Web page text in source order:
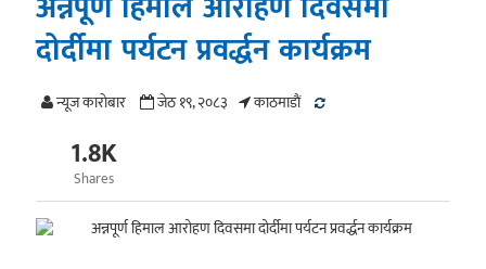
दोर्दीमा पर्यटन प्रवर्द्धन कार्यक्रम
न्यूज काराेबार जेठ १९, २०८३ काठमाडाैं
1.8K
Shares